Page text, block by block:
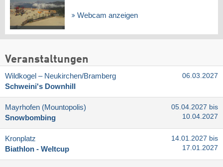
Webcam anzeigen
Veranstaltungen
Wildkogel – Neukirchen/​Bramberg
Schweini's Downhill
06.03.2027
Mayrhofen (Mountopolis)
Snowbombing
05.04.2027 bis
10.04.2027
Kronplatz
Biathlon - Weltcup
14.01.2027 bis
17.01.2027